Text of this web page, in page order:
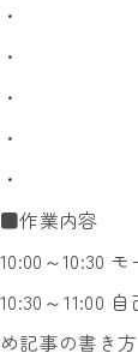
・
・
・
・
・
■作業内容
10:00～10:30
10:30～11:00
め記事の書き方